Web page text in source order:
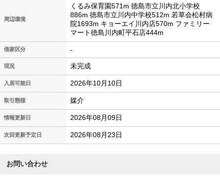
周辺環境
くるみ保育園571m 徳島市立川内北小学校
886m 徳島市立川内中学校512m 若草会松村病
院1693m キョーエイ川内店570m ファミリー
マート徳島川内町平石店444m
借家区分 -
現況 未完成
入居可能日 2026年10月10日
取引態様 媒介
情報更新日 2026年08月09日
次回更新予定日 2026年08月23日
お問い合わせ